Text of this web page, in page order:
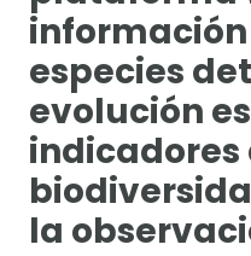
especies
evolución
indicadores
la